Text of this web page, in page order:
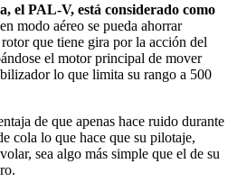
el PAL-V, está considerado como
modo aéreo se pueda ahorrar
que tiene gira por la acción del
el motor principal de mover
lo que limita su rango a 500
de que apenas hace ruido durante
cola lo que hace que su pilotaje,
sea algo más simple que el de su